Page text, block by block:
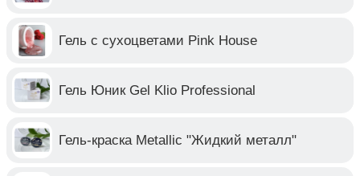
Гель с сухоцветами Pink House
Гель Юник Gel Klio Professional
Гель-краска Metallic "Жидкий металл"